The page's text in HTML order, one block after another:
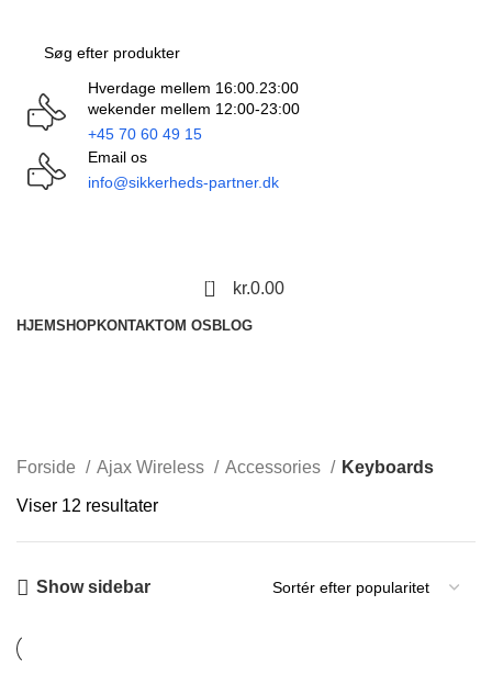
Hverdage mellem 16:00.23:00
wekender mellem 12:00-23:00
+45 70 60 49 15
Email os
info@sikkerheds-partner.dk
0 kr.0.00
HJEMSHOPKONTAKTOM OS BLOG
Forside Ajax Wireless Accessories Keyboards
Viser 12 resultater
Show sidebar